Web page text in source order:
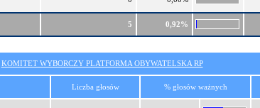
5 0,92%
KOMITET WYBORCZY PLATFORMA OBYWATELSKA RP
Liczba głosów % głosów ważnych